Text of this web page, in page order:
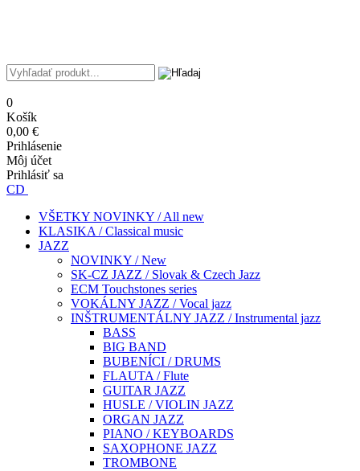
0
Košík
0,00 €
Prihlásenie
Môj účet
Prihlásiť sa
CD
VŠETKY NOVINKY / All new
KLASIKA / Classical music
JAZZ
NOVINKY / New
SK-CZ JAZZ / Slovak & Czech Jazz
ECM Touchstones series
VOKÁLNY JAZZ / Vocal jazz
INŠTRUMENTÁLNY JAZZ / Instrumental jazz
BASS
BIG BAND
BUBENÍCI / DRUMS
FLAUTA / Flute
GUITAR JAZZ
HUSLE / VIOLIN JAZZ
ORGAN JAZZ
PIANO / KEYBOARDS
SAXOPHONE JAZZ
TROMBONE